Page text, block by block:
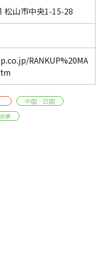
松山市中央1-15-28
RANKUP%20MA
中国・四国
県